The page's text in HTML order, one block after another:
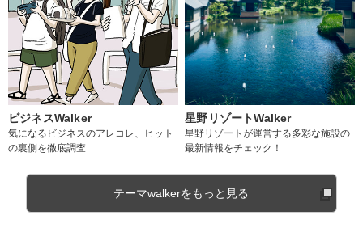
ビジネスWalker
気になるビジネスのアレコレ、ヒット
の裏側を徹底調査
星野リゾートWalker
星野リゾートが運営する多彩な施設の
最新情報をチェック！
テーマwalkerをもっと見る